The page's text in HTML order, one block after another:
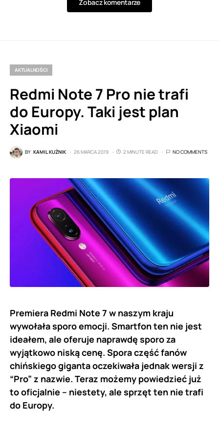
Zobacz komentarze
AKTUALNOŚCI
Redmi Note 7 Pro nie trafi
do Europy. Taki jest plan
Xiaomi
BY KAMIL KUŹNIK 26 MARCA 2019 2 MINUTE READ NO COMMENTS
Premiera Redmi Note 7 w naszym kraju
wywołała sporo emocji. Smartfon ten nie jest
ideałem, ale oferuje naprawdę sporo za
wyjątkowo niską cenę. Spora część fanów
chińskiego giganta oczekiwała jednak wersji z
“Pro” z nazwie. Teraz możemy powiedzieć już
to oficjalnie – niestety, ale sprzęt ten nie trafi
do Europy.